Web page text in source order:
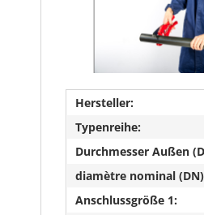
Hersteller:
Typenreihe:
Durchmesser Außen
diamètre nominal
Anschlussgröße 1: